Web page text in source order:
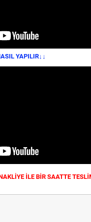
YAPILIR↓↓
İLE BİR SAATTE